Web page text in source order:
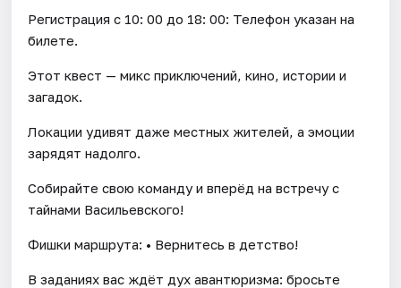
Регистрация с 10: 00 до 18: 00: Телефон указан на
билете.
Этот квест — микс приключений, кино, истории и
загадок.
Локации удивят даже местных жителей, а эмоции
зарядят надолго.
Собирайте свою команду и вперёд на встречу с
тайнами Васильевского!
Фишки маршрута: • Вернитесь в детство!
В заданиях вас ждёт дух авантюризма: бросьте